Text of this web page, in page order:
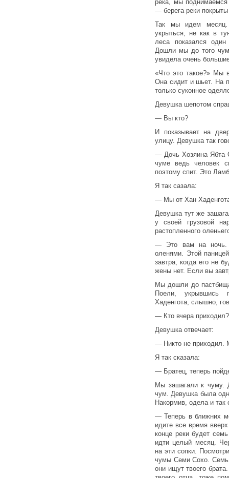
река, мы поднимаемся
— берега реки
Так мы идем
укрыться, не как в
леса показался
Дошли мы до того
увидела очень
«Что это такое?» Мы
Она сидит и шьет. На
только суконное
Девушка шепотом
— Вы кто?
И показывает на
улицу. Девушка так
— Дочь Хозяина Ябта
чуме ведь человек
поэтому спит. Это
Я так сазала:
— Мы от Хан
Девушка тут же
у своей грузовой
растопленного
— Это вам на ночь.
оленями. Этой
завтра, когда его не
жены нет. Если вы
Мы дошли до
Поели, укрывшись
Хаденгота, слышно,
— Кто вчера
Девушка отвечает:
— Никто не приходил.
Я так сказала:
— Братец, теперь
Мы зашагали к чуму.
чум. Девушка была
Накормив, одела и так
— Теперь в ближних
идите все время
конце реки будет
идти целый месяц.
на эти сопки.
чумы Семи Сохо. Семь
они ищут твоего